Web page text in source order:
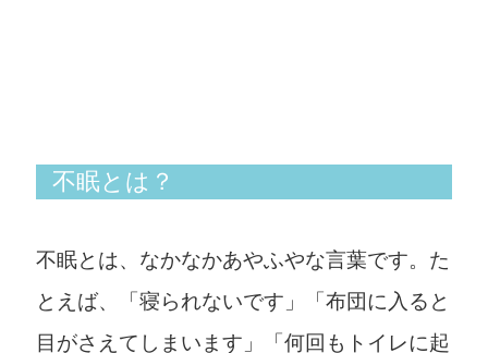
不眠とは？
不眠とは、なかなかあやふやな言葉です。た
とえば、「寝られないです」「布団に入ると
目がさえてしまいます」「何回もトイレに起